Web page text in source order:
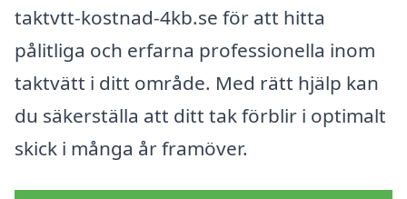
taktvtt-kostnad-4kb.se för att hitta
pålitliga och erfarna professionella inom
taktvätt i ditt område. Med rätt hjälp kan
du säkerställa att ditt tak förblir i optimalt
skick i många år framöver.